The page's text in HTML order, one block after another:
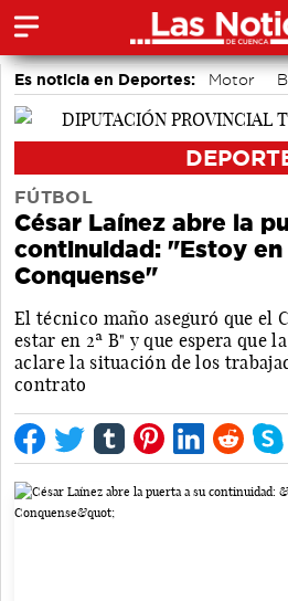
Es noticia en Deportes: Motor
Área de Deportes
FÚTBOL
César Laínez abre la
continuidad: "Estoy en
Conquense"
El técnico maño aseguró que el
estar en 2ª B" y que espera que
aclare la situación de los
contrato